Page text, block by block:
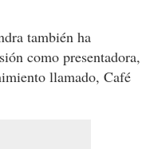
también ha
como presentadora,
llamado, Café